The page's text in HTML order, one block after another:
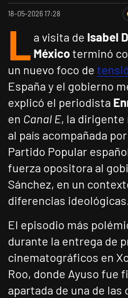
18-05-2026 17:28
L a visita de Isabel
Méxicoterminó
un nuevo foco de
España y el gobierno
explicó el periodista
en Canal E, la dirigente
al país acompañada por
Partido Popular
fuerza opositora al
Sánchez, en un
diferencias
El episodio más
durante la entrega de
cinematográficos en
Roo, donde Ayuso fue
apartada de una de las